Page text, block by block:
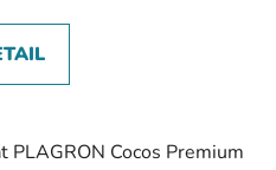
PLAGRON Cocos Premium